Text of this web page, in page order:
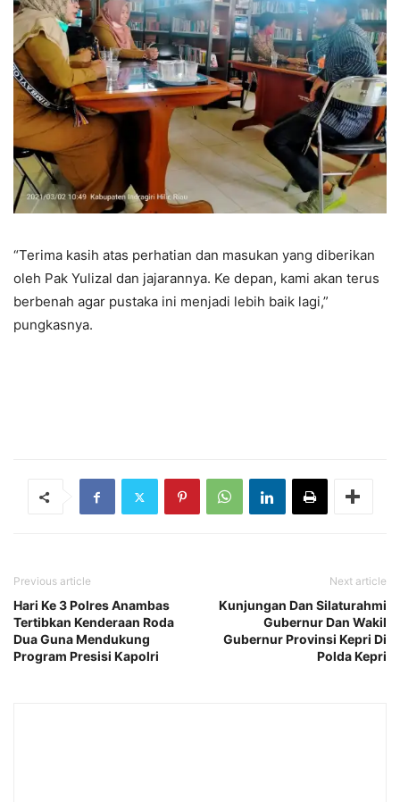
“Terima kasih atas perhatian dan masukan yang diberikan
oleh Pak Yulizal dan jajarannya. Ke depan, kami akan terus
berbenah agar pustaka ini menjadi lebih baik lagi,”
pungkasnya.
Previous article
Hari Ke 3 Polres Anambas
Tertibkan Kenderaan Roda
Dua Guna Mendukung
Program Presisi Kapolri
Next article
Kunjungan Dan Silaturahmi
Gubernur Dan Wakil
Gubernur Provinsi Kepri Di
Polda Kepri